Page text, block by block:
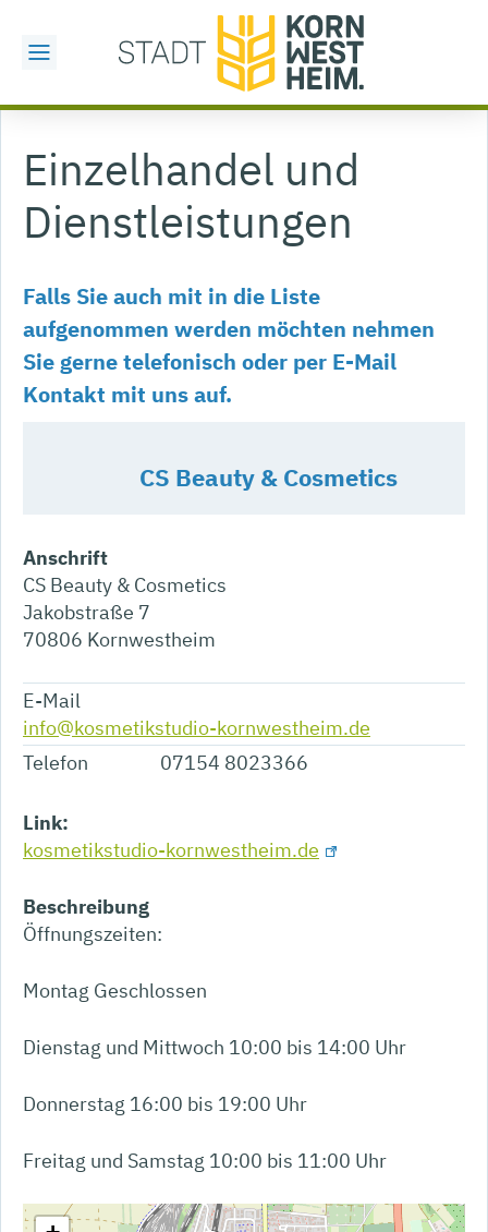
Einzelhandel und
Dienstleistungen
Falls Sie auch mit in die Liste
aufgenommen werden möchten nehmen
Sie gerne telefonisch oder per E-Mail
Kontakt mit uns auf.
CS Beauty & Cosmetics
Anschrift
CS Beauty & Cosmetics
Jakobstraße 7
70806 Kornwestheim
E-Mail
info@kosmetikstudio-kornwestheim.de
Telefon
07154 8023366
Link:
kosmetikstudio-kornwestheim.de
Beschreibung
Öffnungszeiten:
Montag Geschlossen
Dienstag und Mittwoch 10:00 bis 14:00 Uhr
Donnerstag 16:00 bis 19:00 Uhr
Freitag und Samstag 10:00 bis 11:00 Uhr